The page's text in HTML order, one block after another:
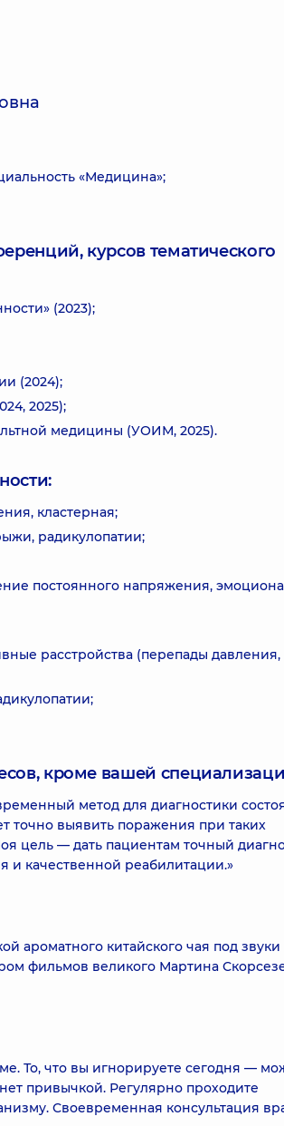
«Медицина»;
курсов тематического
(2023);
(2024);
2025);
медицины (УОИМ, 2025).
кластерная;
радикулопатии;
постоянного напряжения,
расстройства (перепады давления,
кроме вашей
метод для диагностики
точно выявить поражения при таких
цель — дать пациентам точный
и качественной реабилитации.»
ароматного китайского чая под звуки
фильмов великого Мартина
То, что вы игнорируете сегодня —
привычкой. Регулярно проходите
Своевременная консультация